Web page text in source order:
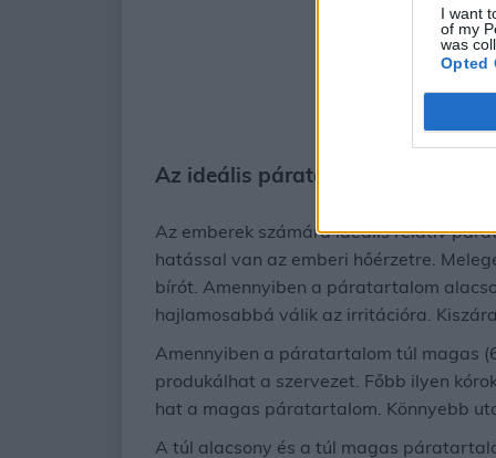
I want
of my
was
Opted
Az ideális páratartalom
Az emberek számára ideális relatív
hatással van az emberi hőérzetre.
bírót. Amennyiben a páratartalom
hajlamosabbá válik az irritációra.
Amennyiben a páratartalom túl magas
produkálhat a szervezet. Főbb ilyen
hat a magas páratartalom. Könnyebb
A túl alacsony és a túl magas